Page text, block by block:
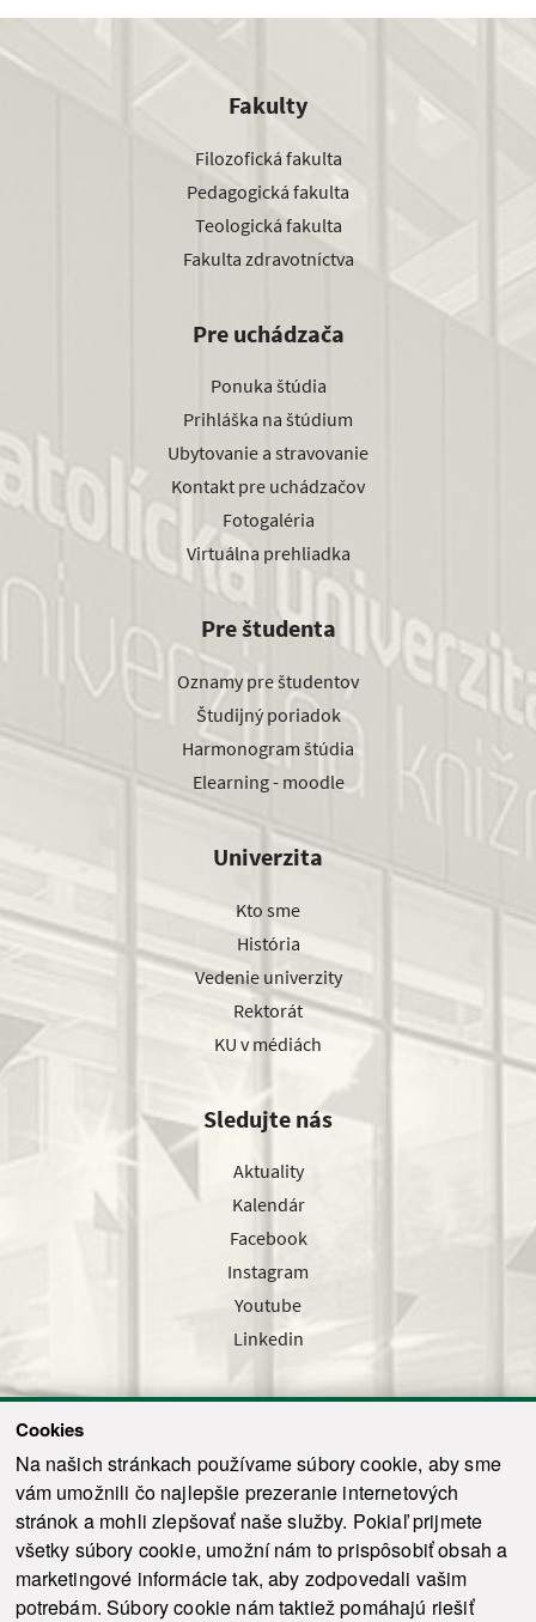
Cookies
Na našich stránkach používame súbory cookie, aby sme
vám umožnili čo najlepšie prezeranie internetových
stránok a mohli zlepšovať naše služby. Pokiaľ prijmete
všetky súbory cookie, umožní nám to prispôsobiť obsah a
marketingové informácie tak, aby zodpovedali vašim
potrebám. Súbory cookie nám taktiež pomáhajú riešiť
Fakulty
Filozofická fakulta
Pedagogická fakulta
Teologická fakulta
Fakulta zdravotníctva
Pre uchádzača
Ponuka štúdia
Prihláška na štúdium
Ubytovanie a stravovanie
Kontakt pre uchádzačov
Fotogaléria
Virtuálna prehliadka
Pre študenta
Oznamy pre študentov
Študijný poriadok
Harmonogram štúdia
Elearning - moodle
Univerzita
Kto sme
História
Vedenie univerzity
Rektorát
KU v médiách
Sledujte nás
Aktuality
Kalendár
Facebook
Instagram
Youtube
Linkedin
Odoslať